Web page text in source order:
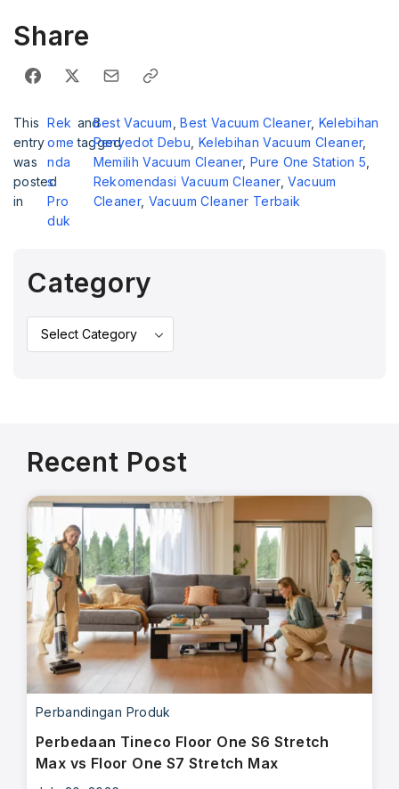
Share
This
entry
was
posted
in
Rek
ome
nda
si
Pro
duk
and
tagged
Best Vacuum ,Best Vacuum Cleaner, Kelebihan
Penyedot Debu Kelebihan Vacuum Cleaner,
Memilih Vacuum Cleaner,Pure One Station 5
Rekomendasi Vacuum Cleaner,Vacuum
Cleaner, Vacuum Cleaner Terbaik
Category
Recent Post
Perbandingan Produk
Perbedaan Tineco Floor One S6 Stretch
Max vs Floor One S7 Stretch Max